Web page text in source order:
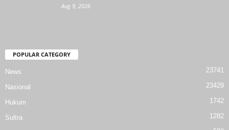
Aug 9, 2026
POPULAR CATEGORY
News 23741
Nasional 23429
Hukum 1742
Sultra 1282